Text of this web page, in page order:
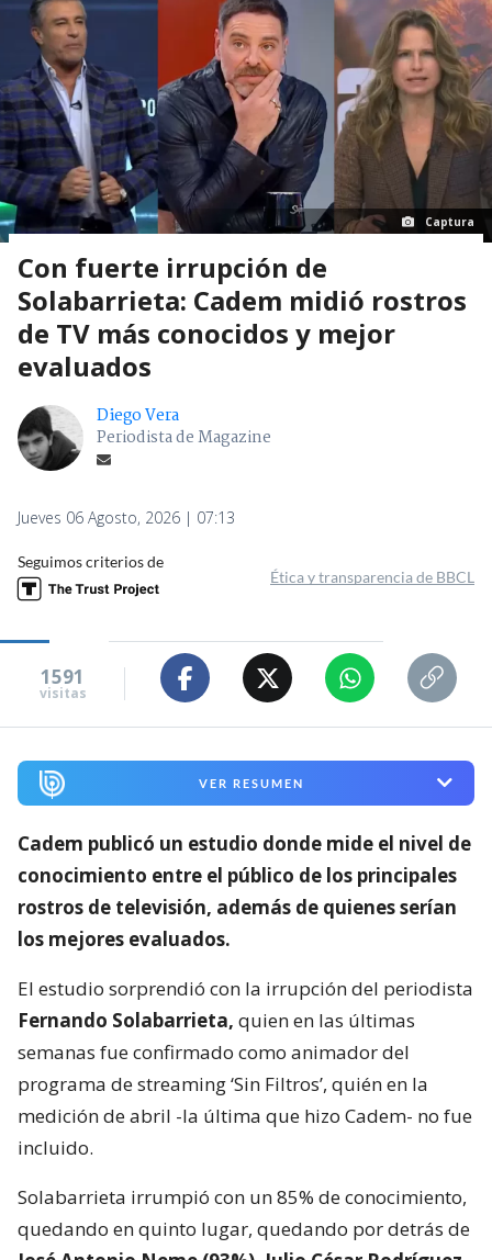
Captura
Con fuerte irrupción de
Solabarrieta: Cadem midió rostros
de TV más conocidos y mejor
evaluados
Diego Vera
Periodista de Magazine
Jueves 06 Agosto, 2026 | 07:13
Seguimos criterios de
Ética y transparencia de BBCL
1591
visitas
VER RESUMEN
Cadem publicó un estudio donde mide el nivel de
conocimiento entre el público de los principales
rostros de televisión, además de quienes serían
los mejores evaluados.
El estudio sorprendió con la irrupción del periodista
Fernando Solabarrieta, quien en las últimas
semanas fue confirmado como animador del
programa de streaming ‘Sin Filtros’, quién en la
medición de abril -la última que hizo Cadem- no fue
incluido.
Solabarrieta irrumpió con un 85% de conocimiento,
quedando en quinto lugar, quedando por detrás de